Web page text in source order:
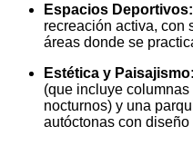
Espacios Deportivos:
recreación activa, con
áreas donde se
Estética y Paisajismo:
(que incluye
nocturnos) y una
autóctonas con diseño